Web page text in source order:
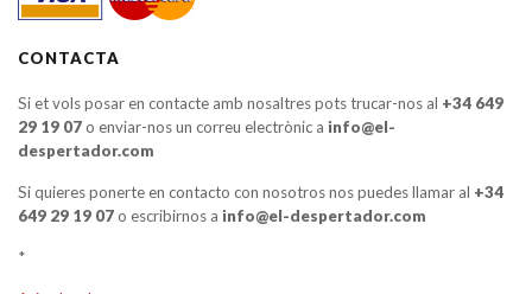
CONTACTA
Si et vols posar en contacte amb nosaltres pots trucar-nos al +34 649
29 19 07o enviar-nos un correu electrònic a info@el-
despertador.com
Si quieres ponerte en contacto con nosotros nos puedes llamar al +34
649 29 19 07o escribirnos a info@el-despertador.com
*